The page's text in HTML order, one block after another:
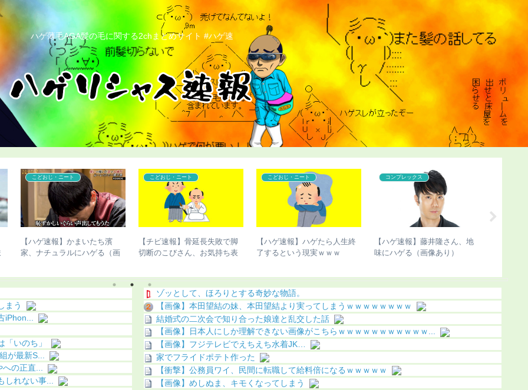
ハゲ薄毛AGA髪の毛に関する2chまとめサイト #ハゲ速
こどおじ・ニート
【ハゲ速報】かまいたち濱
家、ナチュラルにハゲる（画
こどおじ・ニート
【チビ速報】骨延長失敗で脚
切断のこびさん、お気持ち表
こどおじ・ニート
【ハゲ速報】ハゲたら人生終
了するという現実ｗｗｗ
コンプレックス
【ハゲ速報】藤井隆さん、地
味にハゲる（画像あり）
まう
いのち」
が最新S...
への正直...
れない事...
ゾッとして、ほろりとする奇妙な物語。
【画像】本田望結の妹、本田望結より実ってしまうｗｗｗｗｗｗｗｗ
結婚式の二次会で知り合った娘達と乱交した話
【画像】日本人にしか理解できない画像がこちらｗｗｗｗｗｗｗｗｗｗｗ...
【画像】フジテレビでえちえち水着JK…
家でフライドポテト作った
【衝撃】公務員ワイ、民間に転職して給料倍になるｗｗｗｗｗ
【画像】めしぬま、キモくなってしまう